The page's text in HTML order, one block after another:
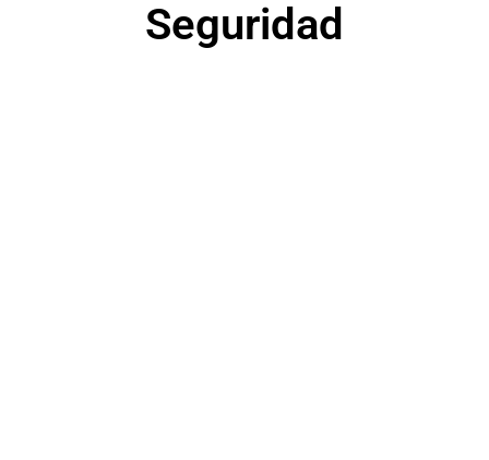
Seguridad